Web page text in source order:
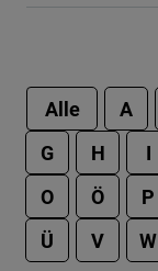
Alle A
G
H I
O
Ö P
Ü
V W